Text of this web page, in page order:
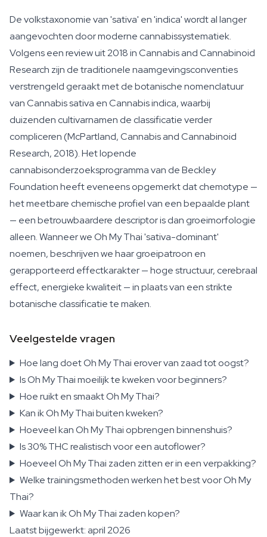
De volkstaxonomie van 'sativa' en 'indica' wordt al langer
aangevochten door moderne cannabissystematiek.
Volgens een review uit 2018 in Cannabis and Cannabinoid
Research zijn de traditionele naamgevingsconventies
verstrengeld geraakt met de botanische nomenclatuur
van Cannabis sativa en Cannabis indica, waarbij
duizenden cultivarnamen de classificatie verder
compliceren (McPartland, Cannabis and Cannabinoid
Research, 2018). Het lopende
cannabisonderzoeksprogramma van de Beckley
Foundation heeft eveneens opgemerkt dat chemotype —
het meetbare chemische profiel van een bepaalde plant
— een betrouwbaardere descriptor is dan groeimorfologie
alleen. Wanneer we Oh My Thai 'sativa-dominant'
noemen, beschrijven we haar groeipatroon en
gerapporteerd effectkarakter — hoge structuur, cerebraal
effect, energieke kwaliteit — in plaats van een strikte
botanische classificatie te maken.
Veelgestelde vragen
Hoe lang doet Oh My Thai erover van zaad tot oogst?
Is Oh My Thai moeilijk te kweken voor beginners?
Hoe ruikt en smaakt Oh My Thai?
Kan ik Oh My Thai buiten kweken?
Hoeveel kan Oh My Thai opbrengen binnenshuis?
Is 30% THC realistisch voor een autoflower?
Hoeveel Oh My Thai zaden zitten er in een verpakking?
Welke trainingsmethoden werken het best voor Oh My
Thai?
Waar kan ik Oh My Thai zaden kopen?
Laatst bijgewerkt: april 2026